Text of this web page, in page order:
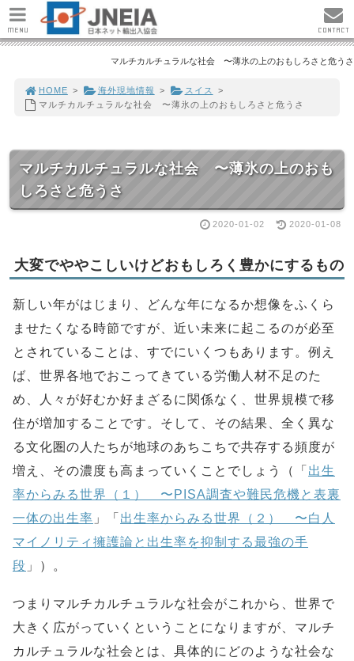
マルチカルチュラルな社会 〜薄氷の上のおもしろさと危うさ
HOME > 海外現地情報 > スイス
>
マルチカルチュラルな社会 〜薄氷の上のおもしろさと危うさ
マルチカルチュラルな社会 〜薄氷の上のおも
しろさと危うさ
2020-01-02 2020-01-08
大変でややこしいけどおもしろく豊かにするもの
新しい年がはじまり、どんな年になるか想像をふくら
ませたくなる時節ですが、近い未来に起こるのが必至
とされていることは、すでにいくつもあります。例え
ば、世界各地でおこってきている労働人材不足のた
め、人々が好むか好まざるに関係なく、世界規模で移
住が増加することです。そして、その結果、全く異な
る文化圏の人たちが地球のあちこちで共存する頻度が
増え、その濃度も高まっていくことでしょう（「 出生
率からみる世界（１） 〜PISA調査や難民危機と表裏
一体の出生率 」「 出生率からみる世界（２） 〜白人
マイノリティ擁護論と出生率を抑制する最強の手
段 」）。
つまりマルチカルチュラルな社会がこれから、世界で
大きく広がっていくということになりますが、マルチ
カルチュラルな社会とは、具体的にどのような社会な
MENU CONTACT